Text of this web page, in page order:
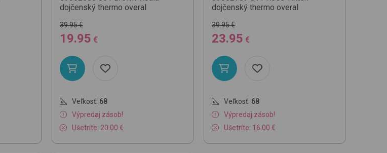
dojčenský thermo overal
39.95 €
19.95 €
Veľkosť: 68
Výpredaj zásob!
Ušetríte: 20.00 €
dojčenský thermo overal
39.95 €
23.95 €
Veľkosť: 68
Výpredaj zásob!
Ušetríte: 16.00 €